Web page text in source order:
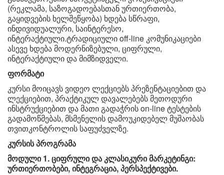
(რეკლამა, საზოგადოებასთან ურთიერთობა,
გაყიდვების ხელშეწყობა) ხდება სწრაფი,
ინდივიდუალური, საინტერესო,
ინტერაქტიული.ტრადიციული off-line კომუნიკაციები
ასევე ხდება მოდერნიზებული, ციფრული,
ინტერაქტიული და მიმზიდველი.
ფორმატი
კურსი მოიცავს ვიდეო ლექციებს პრეზენტაციებით და
ლექციებით, პრაქტიკულ დავალებებს მეთოდური
ინსტრუქციებით და მათი გადაჭრის on-line ტესტების
გადამოწმებას, მსმენელის დამოუკიდებელ მუშაობას
თვითკონტროლის საფუძველზე.
კურსის პროგრამა
მოდული 1. ციფრული და კლასიკური მარკეტინგი:
ურთიერთობები, ინტეგრაცია, პერსპექტივები.